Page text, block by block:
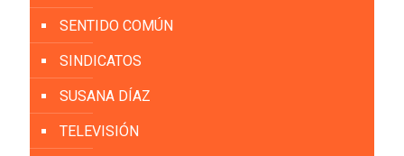
SENTIDO COMÚN
SINDICATOS
SUSANA DÍAZ
TELEVISIÓN